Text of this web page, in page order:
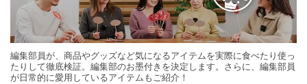
編集部員が、商品やグッズなど気になるアイテムを実際に食べたり使っ
たりして徹底検証。編集部のお墨付きを決定します。さらに、編集部員
が日常的に愛用しているアイテムもご紹介！